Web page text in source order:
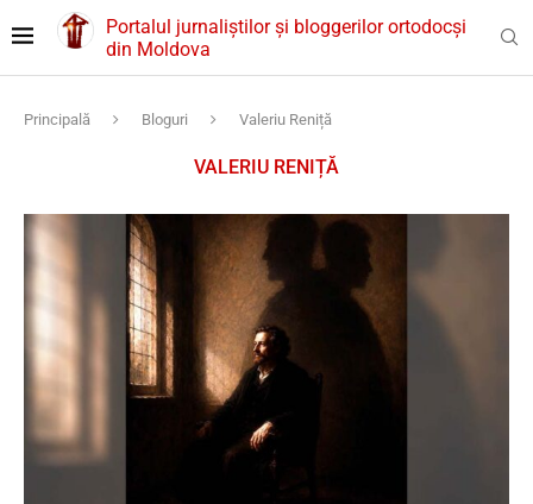
Portalul jurnaliștilor și bloggerilor ortodocși
din Moldova
Principală Bloguri Valeriu Reniță
VALERIU RENIȚĂ